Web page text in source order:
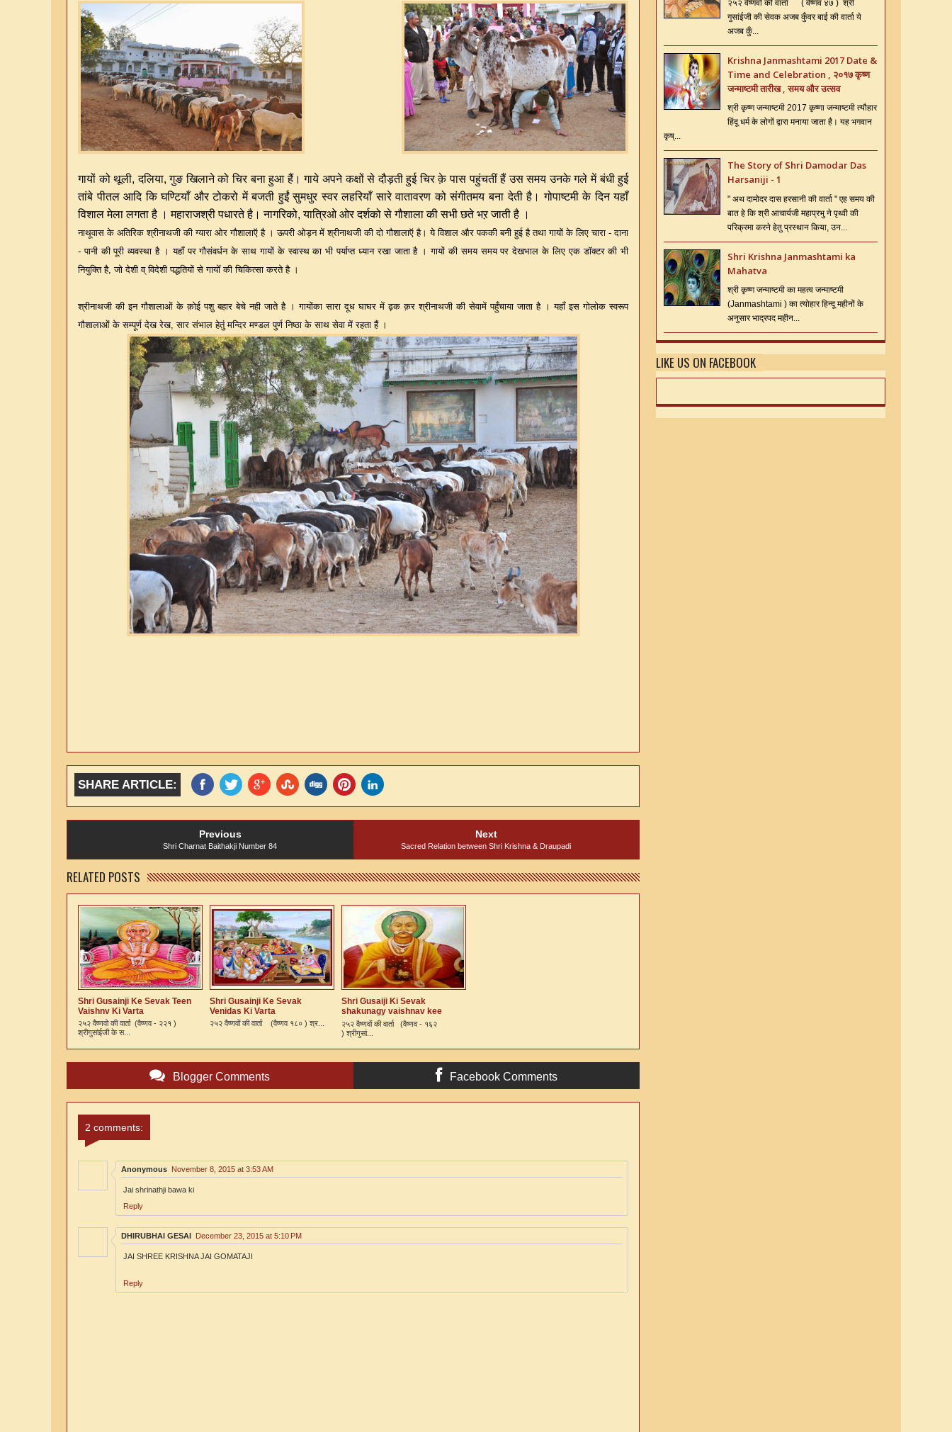
गायों को थूली, दलिया, गुङ खिलाने को चिर बना हुआ हैं। गाये अपने कक्षों से दौड़ती हुई चिर क़े पास पहुंचतीं हैं उस समय उनके गले में बंधी हुई
तांबे पीतल आदि कि घण्टियाँ और टोकरो में बजती हुईं सुमधुर स्वर लहरियाँ सारे वातावरण को संगीतमय बना देती है। गोपाष्टमी के दिन यहाँ
विशाल मेला लगता है । महाराजश्री पधारते है। नागरिको, यात्रिओ ओर दर्शको से गौशाला की सभी छते भऱ जाती है ।
नाथूवास के अतिरिक श्रीनाथजी की ग्यारा ओर गौशालाऍ है । ऊपरी ओड़न में श्रीनाथजी की दो गौशालाऍ है। ये विशाल और पककी बनी हुई है तथा गायों के लिए चारा - दाना
- पानी की पूरी व्यवस्था है । यहाँ पर गौसंवर्धन के साथ गायों के स्वास्थ का भी पर्याप्त ध्यान रखा जाता है । गायों की समय समय पर देखभाल के लिए एक डॉक्टर की भी
नियुक्ति है, जो देशी व् विदेशी पद्धतियों से गायोँ की चिकित्सा करते है ।
श्रीनाथजी की इन गौशालाओं के क़ोई पशु बहार बेचे नही जाते है । गायोंका सारा दूध घाघर में ढ़क क़र श्रीनाथजी की सेवामें पहुँचाया जाता है । यहाँ इस गोलोक स्वरूप
गौशालाओं के सम्पूर्ण देख रेख, सार संभाल हेतुं मन्दिर मण्डल पुर्ण निष्ठा के साथ सेवा में रहता हैं ।
SHARE ARTICLE:
Previous
Shri Charnat Baithakji Number 84
Next
Sacred Relation between Shri Krishna & Draupadi
RELATED POSTS
Shri Gusainji Ke Sevak Teen
Vaishnv Ki Varta
२५२ वैष्णवो की वार्ता (वैष्णव - २२१ )
श्रीगुसांईजी के स...
Shri Gusainji Ke Sevak
Venidas Ki Varta
२५२ वैष्णवों की वार्ता (वैष्णव १८० ) श्र...
Shri Gusaiji Ki Sevak
shakunagy vaishnav kee
vaarta
२५२ वैष्णवों की वार्ता (वैष्णव - १६२
) श्रीगुसां...
Blogger Comments Facebook Comments
2 comments:
Anonymous November 8, 2015 at 3:53 AM
Jai shrinathji bawa ki
Reply
DHIRUBHAI GESAI December 23, 2015 at 5:10 PM
JAI SHREE KRISHNA JAI GOMATAJI
Reply
२५२ वैष्णवों की वार्ता ( वैष्णव ४७ ) श्री
गुसांईजी की सेवक अजब कुँवर बाई की वार्ता ये
अजब कुँ...
Krishna Janmashtami 2017 Date &
Time and Celebration , २०१७ कृष्ण
जन्माष्टमी तारीख , समय और उत्सव
श्री कृष्ण जन्माष्टमी 2017 कृष्णा जन्माष्टमी त्यौहार
हिंदू धर्म के लोगों द्वारा मनाया जाता है। यह भगवान
कृष्...
The Story of Shri Damodar Das
Harsaniji - 1
" अथ दामोदर दास हरसानी की वार्ता " एह समय की
बात हे कि श्री आचार्यजी महाप्रभु ने पृथ्वी की
परिक्रमा करने हेतु प्रस्थान किया, उन...
Shri Krishna Janmashtami ka
Mahatva
श्री कृष्ण जन्माष्टमी का महत्व जन्माष्टमी
(Janmashtami ) का त्योहार हिन्दू महीनों के
अनुसार भाद्रपद महीन...
LIKE US ON FACEBOOK